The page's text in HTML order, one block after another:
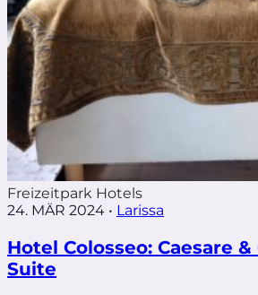
Freizeitpark Hotels
24. MÄR 2024 • Larissa
Hotel Colosseo: Caesare
Suite